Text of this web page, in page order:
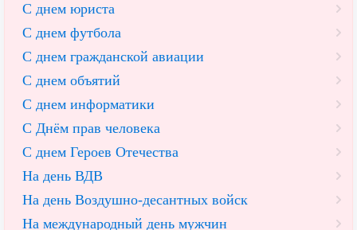
С днем юриста
С днем футбола
С днем гражданской авиации
С днем объятий
С днем информатики
С Днём прав человека
С днем Героев Отечества
На день ВДВ
На день Воздушно-десантных войск
На международный день мужчин